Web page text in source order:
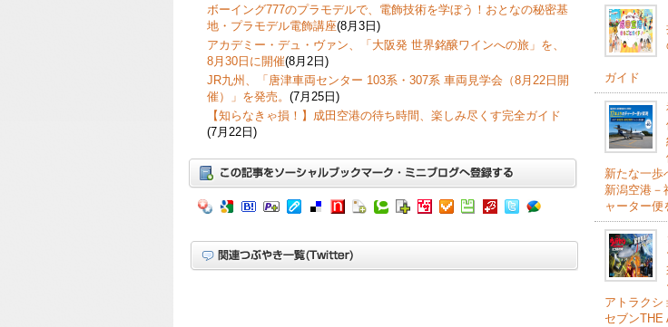
ボーイング777のプラモデルで、電飾技術を学ぼう！おとなの秘密基
地・プラモデル電飾講座(8月3日)
アカデミー・デュ・ヴァン、「大阪発 世界銘醸ワインへの旅」を、
8月30日に開催(8月2日)
JR九州、「唐津車両センター 103系・307系 車両見学会（8月22日開
催）」を発売。 (7月25日)
【知らなきゃ損！】成田空港の待ち時間、楽しみ尽くす完全ガイド
(7月22日)
ガイド
新たな一歩
新潟空港－
ャーター便
アトラクシ
セブンTHE